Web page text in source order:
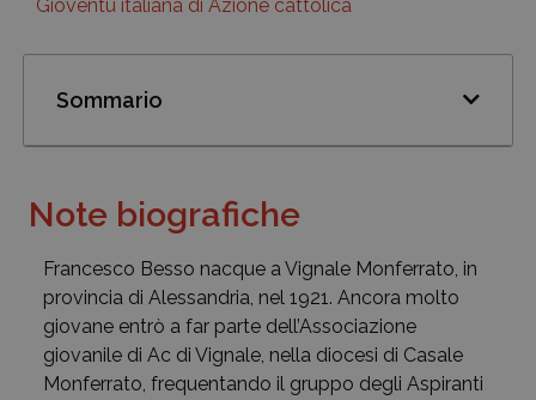
Gioventù italiana di Azione cattolica
Sommario
Note biografiche
Francesco Besso nacque a Vignale Monferrato, in
provincia di Alessandria, nel 1921. Ancora molto
giovane entrò a far parte dell’Associazione
giovanile di Ac di Vignale, nella diocesi di Casale
Monferrato, frequentando il gruppo degli Aspiranti